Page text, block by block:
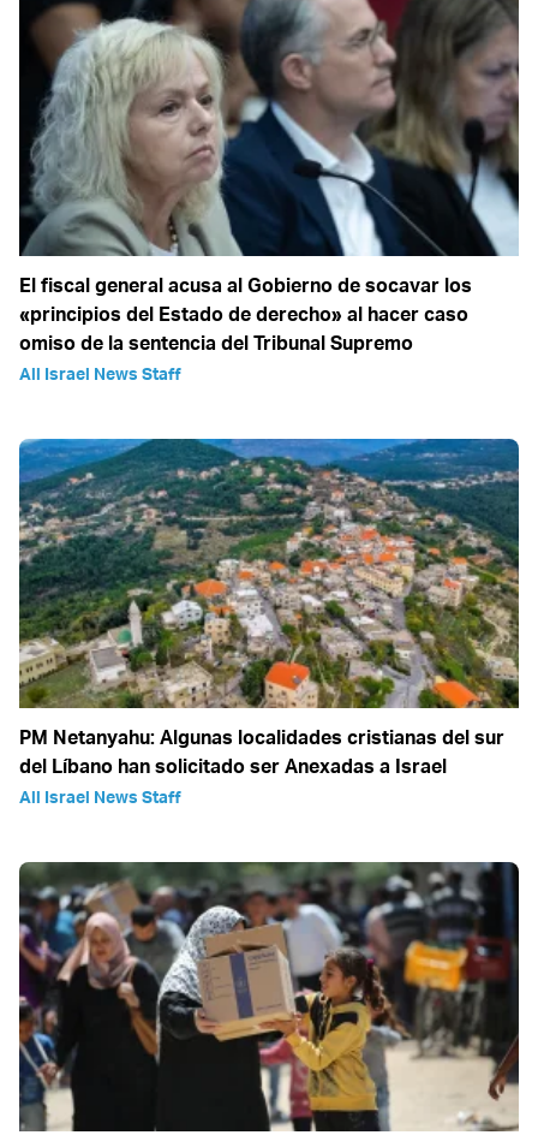
El fiscal general acusa al Gobierno de socavar los
«principios del Estado de derecho» al hacer caso
omiso de la sentencia del Tribunal Supremo
All Israel News Staff
PM Netanyahu: Algunas localidades cristianas del sur
del Líbano han solicitado ser Anexadas a Israel
All Israel News Staff